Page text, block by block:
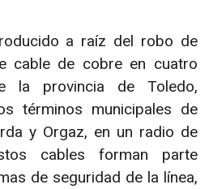
a raíz del robo de
cable de cobre en cuatro
la provincia de Toledo,
términos municipales de
y Orgaz, en un radio de
cables forman parte
de seguridad de la línea,